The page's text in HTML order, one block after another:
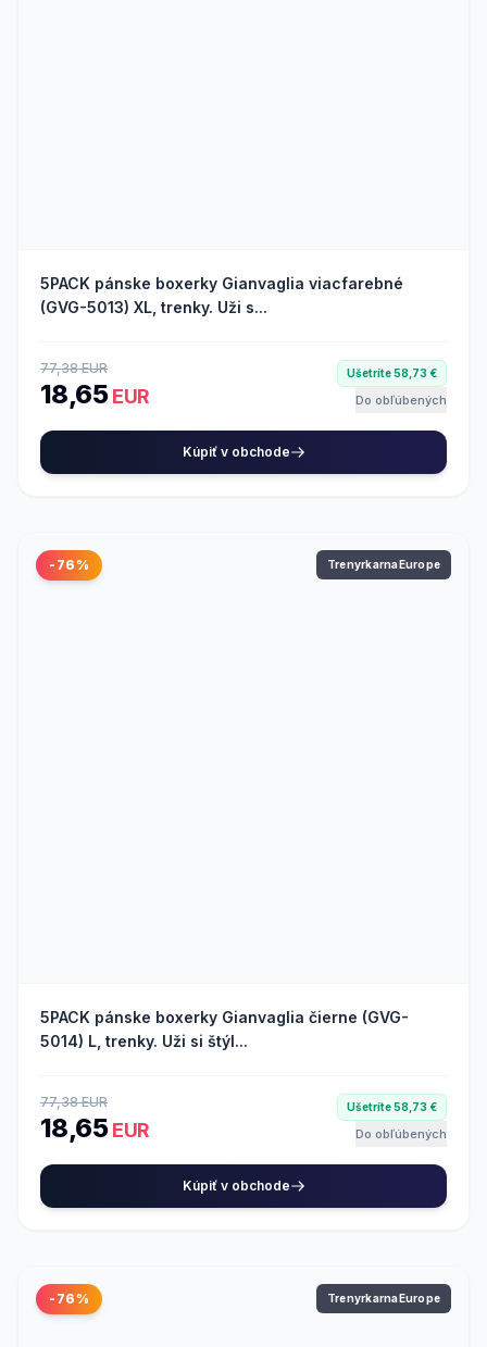
5PACK pánske boxerky Gianvaglia viacfarebné
(GVG-5013) XL, trenky. Uži s...
77,38 EUR
18,65EUR
Ušetríte 58,73 €
Do obľúbených
Kúpiť v obchode
-76% TrenyrkarnaEurope
5PACK pánske boxerky Gianvaglia čierne (GVG-
5014) L, trenky. Uži si štýl...
77,38 EUR
18,65EUR
Ušetríte 58,73 €
Do obľúbených
Kúpiť v obchode
-76% TrenyrkarnaEurope